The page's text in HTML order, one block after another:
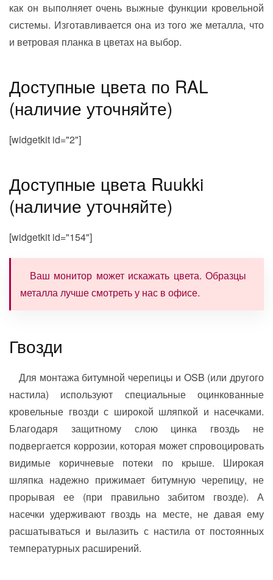
как он выполняет очень выжные функции кровельной
системы. Изготавливается она из того же металла, что
и ветровая планка в цветах на выбор.
Доступные цвета по RAL
(наличие уточняйте)
[widgetkit id="2"]
Доступные цвета Ruukki
(наличие уточняйте)
[widgetkit id="154"]
Ваш монитор может искажать цвета. Образцы
металла лучше смотреть у нас в офисе.
Гвозди
Для монтажа битумной черепицы и OSB (или другого
настила) используют специальные оцинкованные
кровельные гвозди с широкой шляпкой и насечками.
Благодаря защитному слою цинка гвоздь не
подвергается коррозии, которая может спровоцировать
видимые коричневые потеки по крыше. Широкая
шляпка надежно прижимает битумную черепицу, не
прорывая ее (при правильно забитом гвозде). А
насечки удерживают гвоздь на месте, не давая ему
расшатываться и вылазить с настила от постоянных
температурных расширений.